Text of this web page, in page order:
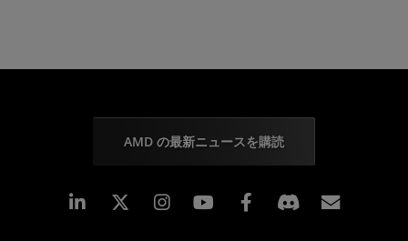
AMD の最新ニュースを購読
Linkedin Instagram Facebook